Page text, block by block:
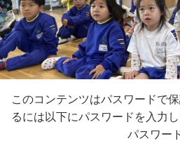
このコンテンツはパスワードで
るには以下にパスワードを入力し
パスワー